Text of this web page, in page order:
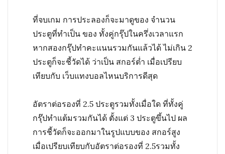
ที่จบเกม การประลองก็จะมาดูของ จำนวน
ประตูที่ทำเป็น ของ ทั้งคู่กรุ๊ปในครึ่งเวลาแรก
หากสองกรุ๊ปทำคะแนนรวมกันแล้วได้ ไม่เกิน 2
ประตูก็จะชี้วัดได้ ว่าเป็น สกอร์ต่ำ เมื่อเปรียบ
เทียบกับ เว็บแทงบอลไหนบริการดีสุด
อัตราต่อรองที่ 2.5 ประตูรวมทั้งเมื่อใด ที่ทั้งคู่
กรุ๊ปทำแต้มรวมกันได้ ตั้งแต่ 3 ประตูขึ้นไป ผล
การชี้วัดก็จะออกมาในรูปแบบของ สกอร์สูง
เมื่อเปรียบเทียบกับอัตราต่อรองที่ 2.5รวมทั้ง